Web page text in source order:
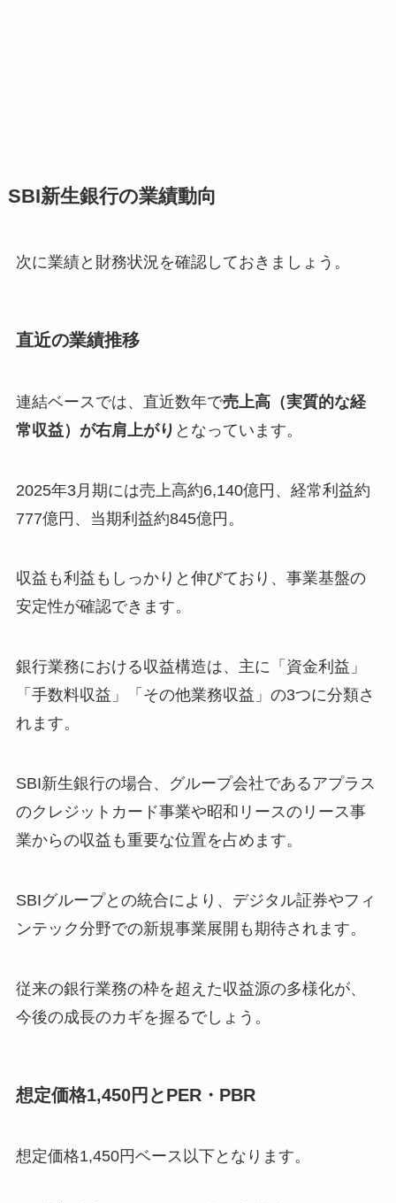
SBI新生銀行の業績動向
次に業績と財務状況を確認しておきましょう。
直近の業績推移
連結ベースでは、直近数年で売上高（実質的な経
常収益）が右肩上がり となっています。
2025年3月期には売上高約6,140億円、経常利益約
777億円、当期利益約845億円。
収益も利益もしっかりと伸びており、事業基盤の
安定性が確認できます。
銀行業務における収益構造は、主に「資金利益」
「手数料収益」「その他業務収益」の3つに分類さ
れます。
SBI新生銀行の場合、グループ会社であるアプラス
のクレジットカード事業や昭和リースのリース事
業からの収益も重要な位置を占めます。
SBIグループとの統合により、デジタル証券やフィ
ンテック分野での新規事業展開も期待されます。
従来の銀行業務の枠を超えた収益源の多様化が、
今後の成長のカギを握るでしょう。
想定価格1,450円とPER・PBR
想定価格1,450円ベース以下となります。